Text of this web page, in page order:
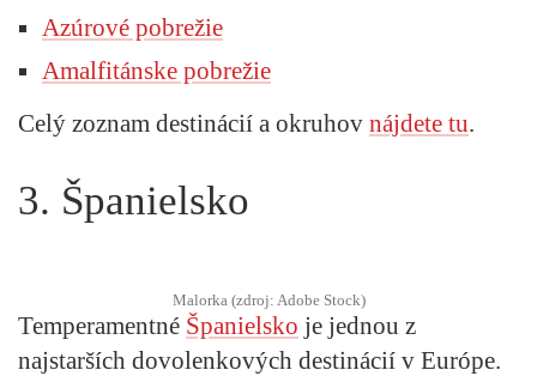
Azúrové pobrežie
Amalfitánske pobrežie
Celý zoznam destinácií a okruhov nájdete tu.
3. Španielsko
Malorka (zdroj: Adobe Stock)
Temperamentné Španielsko je jednou z
najstarších dovolenkových destinácií v Európe.